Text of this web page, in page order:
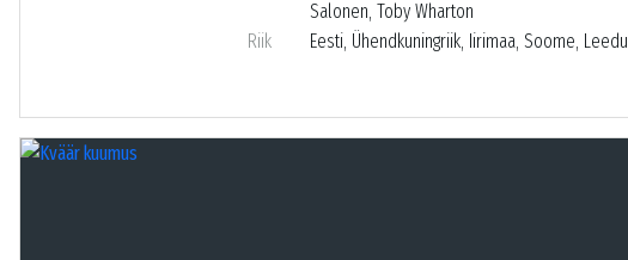
Salonen, Toby Wharton
Riik
Eesti, Ühendkuningriik, Iirimaa, Soome, Leedu